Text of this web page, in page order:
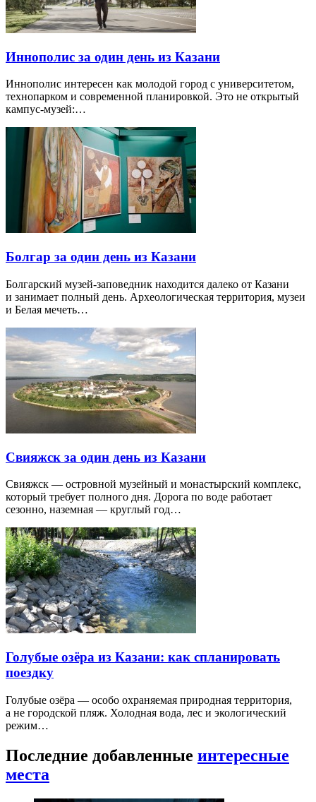
Иннополис за один день из Казани
Иннополис интересен как молодой город с университетом,
технопарком и современной планировкой. Это не открытый
кампус-музей:…
Болгар за один день из Казани
Болгарский музей-заповедник находится далеко от Казани
и занимает полный день. Археологическая территория, музеи
и Белая мечеть…
Свияжск за один день из Казани
Свияжск — островной музейный и монастырский комплекс,
который требует полного дня. Дорога по воде работает
сезонно, наземная — круглый год…
Голубые озёра из Казани: как спланировать
поездку
Голубые озёра — особо охраняемая природная территория,
а не городской пляж. Холодная вода, лес и экологический
режим…
Последние добавленные интересные
места